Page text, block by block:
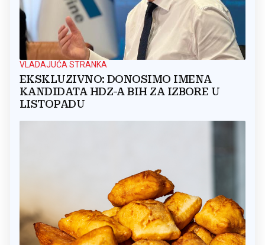
VLADAJUĆA STRANKA
EKSKLUZIVNO: DONOSIMO IMENA
KANDIDATA HDZ-A BIH ZA IZBORE U
LISTOPADU